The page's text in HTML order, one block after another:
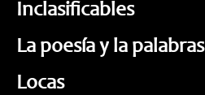
Inclasificables
La poesía y la palabras
Locas